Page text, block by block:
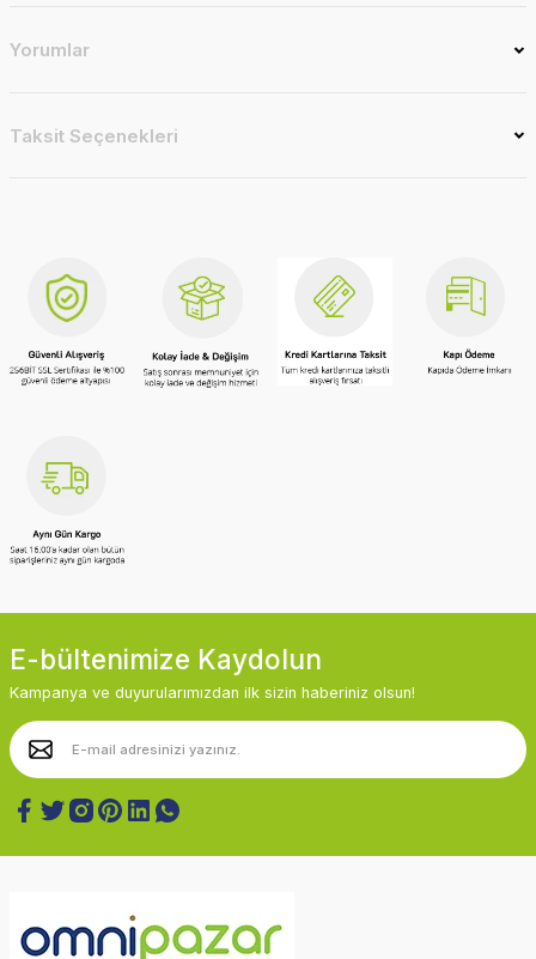
Yorumlar
Taksit Seçenekleri
E-bültenimize Kaydolun
Kampanya ve duyurularımızdan ilk sizin haberiniz olsun!